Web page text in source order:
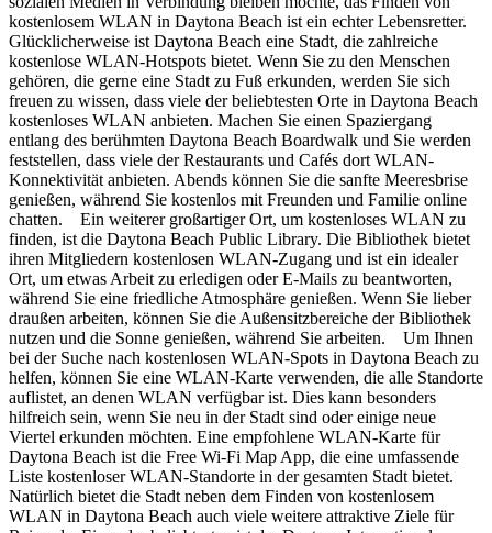
kostenlosem WLAN in Daytona Beach ist ein echter Lebensretter.
Glücklicherweise ist Daytona Beach eine Stadt, die zahlreiche
kostenlose WLAN-Hotspots bietet. Wenn Sie zu den Menschen
gehören, die gerne eine Stadt zu Fuß erkunden, werden Sie sich
freuen zu wissen, dass viele der beliebtesten Orte in Daytona Beach
kostenloses WLAN anbieten. Machen Sie einen Spaziergang
entlang des berühmten Daytona Beach Boardwalk und Sie werden
feststellen, dass viele der Restaurants und Cafés dort WLAN-
Konnektivität anbieten. Abends können Sie die sanfte Meeresbrise
genießen, während Sie kostenlos mit Freunden und Familie online
chatten. Ein weiterer großartiger Ort, um kostenloses WLAN zu
finden, ist die Daytona Beach Public Library. Die Bibliothek bietet
ihren Mitgliedern kostenlosen WLAN-Zugang und ist ein idealer
Ort, um etwas Arbeit zu erledigen oder E-Mails zu beantworten,
während Sie eine friedliche Atmosphäre genießen. Wenn Sie lieber
draußen arbeiten, können Sie die Außensitzbereiche der Bibliothek
nutzen und die Sonne genießen, während Sie arbeiten. Um Ihnen
bei der Suche nach kostenlosen WLAN-Spots in Daytona Beach zu
helfen, können Sie eine WLAN-Karte verwenden, die alle Standorte
auflistet, an denen WLAN verfügbar ist. Dies kann besonders
hilfreich sein, wenn Sie neu in der Stadt sind oder einige neue
Viertel erkunden möchten. Eine empfohlene WLAN-Karte für
Daytona Beach ist die Free Wi-Fi Map App, die eine umfassende
Liste kostenloser WLAN-Standorte in der gesamten Stadt bietet.
Natürlich bietet die Stadt neben dem Finden von kostenlosem
WLAN in Daytona Beach auch viele weitere attraktive Ziele für